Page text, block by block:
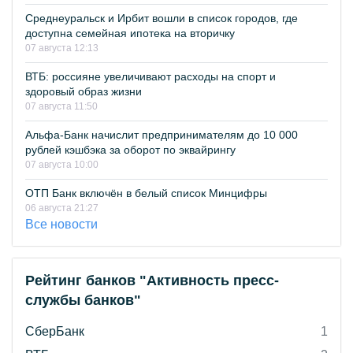
Среднеуральск и Ирбит вошли в список городов, где
доступна семейная ипотека на вторичку
07 августа 12:13
ВТБ: россияне увеличивают расходы на спорт и
здоровый образ жизни
07 августа 11:50
Альфа-Банк начислит предпринимателям до 10 000
рублей кэшбэка за оборот по эквайрингу
07 августа 10:00
ОТП Банк включён в белый список Минцифры
06 августа 21:27
Все новости
Рейтинг банков "Активность пресс-
службы банков"
СберБанк
1